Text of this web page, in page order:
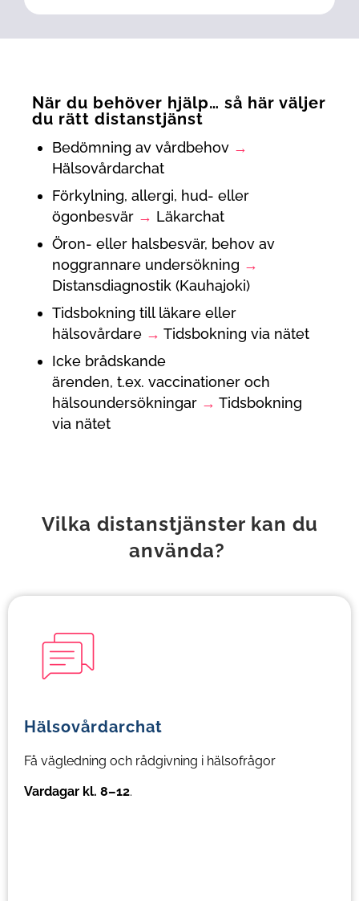
När du behöver hjälp… så här väljer
du rätt distanstjänst
Bedömning av vårdbehov →
Hälsovårdarchat
Förkylning, allergi, hud- eller
ögonbesvär → Läkarchat
Öron- eller halsbesvär, behov av
noggrannare undersökning →
Distansdiagnostik (Kauhajoki)
Tidsbokning till läkare eller
hälsovårdare → Tidsbokning via nätet
Icke brådskande
ärenden, t.ex. vaccinationer och
hälsoundersökningar → Tidsbokning
via nätet
Vilka distanstjänster kan du
använda?
Hälsovårdarchat
Få vägledning och rådgivning i hälsofrågor
Vardagar kl. 8–12.